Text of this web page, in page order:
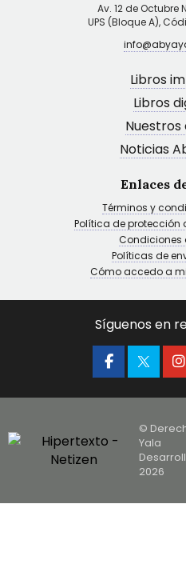
Av. 12 de Octubre
UPS (Bloque A),
Libros
Libros
Noticias
Enlaces
Términos y
Política de protección
Condiciones
Políticas de
Cómo accedo a
Síguenos en
©
Yala
2026